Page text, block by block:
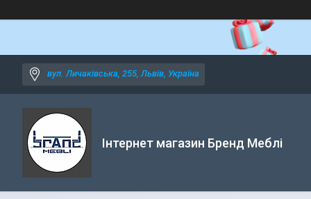
вул. Личаківська, 255, Львів, Україна
Інтернет магазин Бренд Меблі